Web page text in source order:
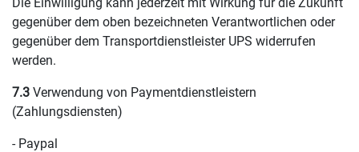
gegenüber dem oben bezeichneten Verantwortlichen oder
gegenüber dem Transportdienstleister UPS widerrufen
werden.
7.3 Verwendung von Paymentdienstleistern
(Zahlungsdiensten)
- Paypal